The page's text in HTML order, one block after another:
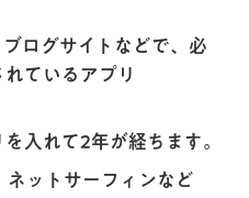
ログサイトなどで、必
ているアプリ
入れて2年が経ちます。
ットサーフィンなど